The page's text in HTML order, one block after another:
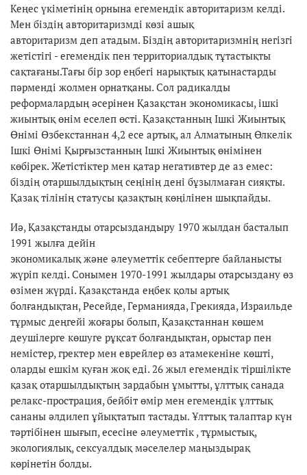
Кеңес үкіметінің орнына егемендік авторитаризм келді.
Мен біздің авторитаризмді көзі ашық
авторитаризм деп атадым. Біздің авторитаризмнің негізгі
жетістігі - егемендік пен территориалдық тұтастықты
сақтағаны.Тағы бір зор еңбегі нарықтық қатынастарды
пәрменді жолмен орнатқаны. Сол радикалды
реформалардың әсерінен Қазақстан экономикасы, ішкі
жиынтық өнім еселеп өсті. Қазақстанның Ішкі Жиынтық
Өнімі Өзбекстаннан 4,2 есе артық, ал Алматының Өлкелік
Ішкі Өнімі Қырғызстанның Ішкі Жиынтық өнімінен
көбірек. Жетістіктер мен қатар негативтер де аз емес:
біздің отаршылдықтың сеңінің дені бұзылмаған сияқты.
Қазақ тілінің статусы қазақтың көңілінен шықпайды.
Иә, Қазақстанды отарсыздандыру 1970 жылдан басталып
1991 жылға дейін
экономикалық және әлеуметтік себептерге байланысты
жүріп келді. Сонымен 1970-1991 жылдары отарсыздану өз
өзімен жүрді. Қазақстанда еңбек қолы артық
болғандықтан, Ресейде, Германияда, Грекияда, Израильде
тұрмыс деңгейі жоғары болып, Қазақстаннан көшем
деушілерге көшуге рұқсат болғандықтан, орыстар пен
немістер, гректер мен еврейлер өз атамекеніне көшті,
оларды ешкім қуған жоқ еді. 26 жыл егемендік тіршілікте
қазақ отаршылдықтың зардабын ұмытты, ұлттық санада
релакс-прострация, бейбіт өмір мен егемендік ұлттық
сананы әлдилеп ұйықтатып тастады. Ұлттық талаптар күн
тәртібінен шығып, есесіне әлеуметтік , тұрмыстық,
экологиялық, сексуалдық мәселелер маңыздырақ
көрінетін болды.